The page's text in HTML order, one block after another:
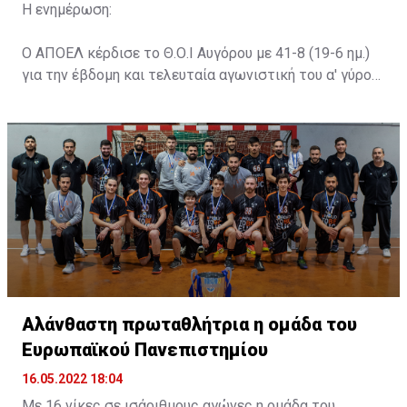
Η ενημέρωση:
Ο ΑΠΟΕΛ κέρδισε το Θ.Ο.Ι Αυγόρου με 41-8 (19-6 ημ.)
για την έβδομη και τελευταία αγωνιστική του α' γύρου
Αλάνθαστη πρωταθλήτρια η ομάδα του
Ευρωπαϊκού Πανεπιστημίου
16.05.2022 18:04